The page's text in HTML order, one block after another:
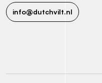
info@dutchvilt.nl